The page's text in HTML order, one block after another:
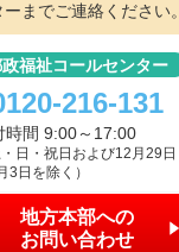
までご連絡ください。
福祉コールセンター
216-131
時間 9:00～17:00
・日・祝日および12月29日
3日を除く）
地方本部への
お問い合わせ